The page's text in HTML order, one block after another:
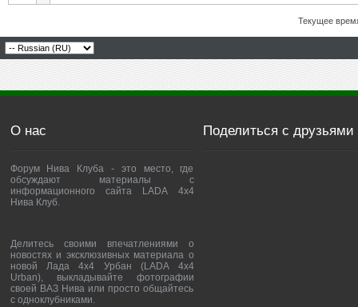
Текущее
О нас
Форум Нива Клуба - это место, где
обсуждают материалы с
информационного сайта LADA 4x4
Нива Клуб.
Делитесь своими впечатлениями о
новостях и эксклюзивных материала о
новой Лада 4х4 Урбан (LADA 4x4
Urban), выкладывайте фотографии
своей ВАЗ Нива или просто общайтесь
с одноклубниками.
Поделиться с друзьями